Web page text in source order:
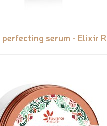
serum - Elixir